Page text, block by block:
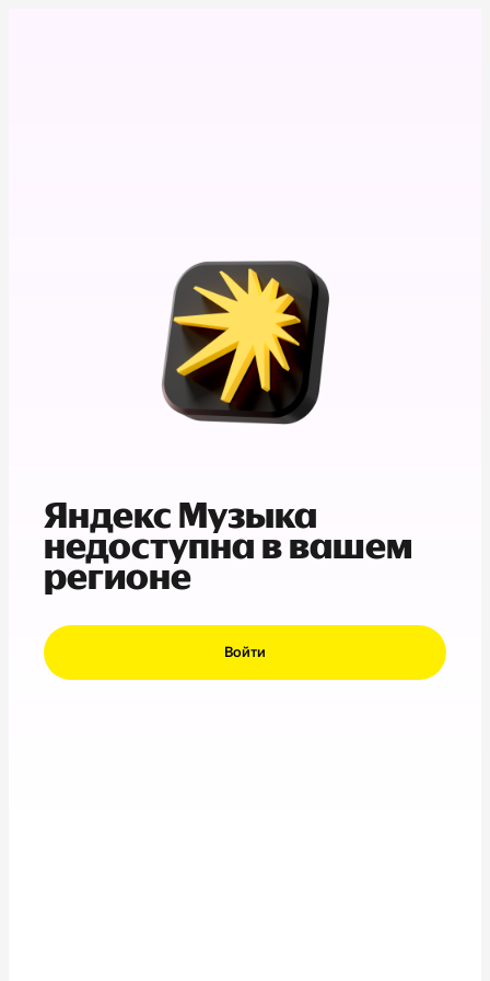
Яндекс Музыка
недоступна в вашем
регионе
Войти